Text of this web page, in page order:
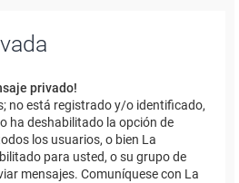
privado!
no está registrado y/o identificado,
ha deshabilitado la opción de
los usuarios, o bien La
para usted, o su grupo de
mensajes. Comuníquese con La